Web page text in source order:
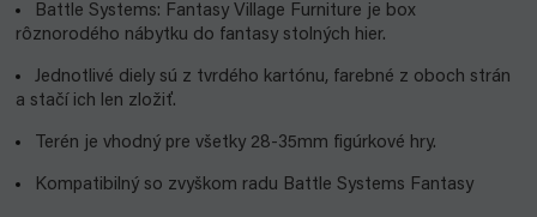
Battle Systems: Fantasy Village Furniture je box
rôznorodého nábytku do fantasy stolných hier.
Jednotlivé diely sú z tvrdého kartónu, farebné z oboch strán
a stačí ich len zložiť.
Terén je vhodný pre všetky 28-35mm figúrkové hry.
Kompatibilný so zvyškom radu Battle Systems Fantasy